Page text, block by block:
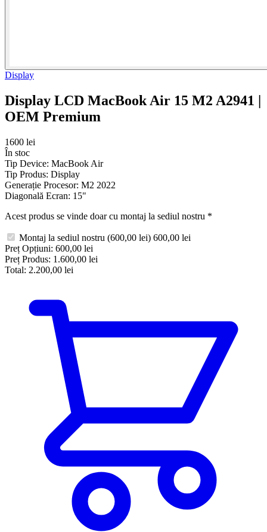
Display
Display LCD MacBook Air 15 M2 A2941 |
OEM Premium
1600 lei
În stoc
Tip Device: MacBook Air
Tip Produs: Display
Generație Procesor: M2 2022
Diagonală Ecran: 15"
Acest produs se vinde doar cu montaj la sediul nostru *
Montaj la sediul nostru (600,00 lei) 600,00 lei
Preț Opțiuni: 600,00 lei
Preț Produs: 1.600,00 lei
Total: 2.200,00 lei